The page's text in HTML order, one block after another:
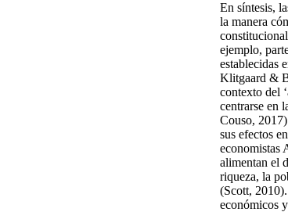
En síntesis,
la manera
ejemplo,
establecidas
Klitgaard &
contexto del
centrarse en
Couso,
sus efectos
economistas
alimentan el
riqueza, la
(Scott,
económicos